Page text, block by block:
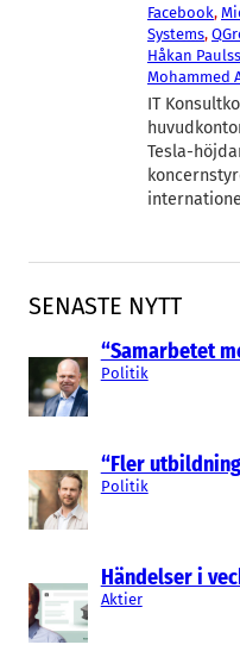
SENASTE NYTT
“Samarbetet
Politik
“Fler
Politik
Händelser i
Aktier
Facebook,
Systems,
Håkan
Mohammed
IT
Tesla-